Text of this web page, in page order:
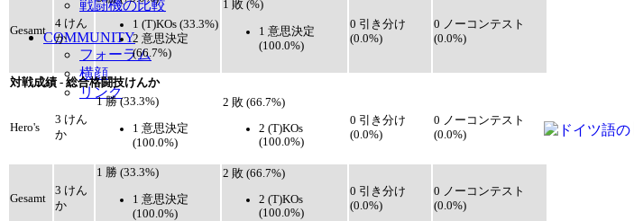
戦闘機の比較
COMMUNITY
フォーラム
横顔
リンク
Gesamt
4 けん
か
1 (T)KOs (33.3%)
2 意思決定
(66.7%)
1 敗 (%)
1 意思決定
(100.0%)
0 引き分け
(0.0%)
0 ノーコンテスト
(0.0%)
対戦成績 - 総合格闘技けんか
Hero's
3 けん
か
1 勝 (33.3%)
1 意思決定
(100.0%)
2 敗 (66.7%)
2 (T)KOs
(100.0%)
0 引き分け
(0.0%)
0 ノーコンテスト
(0.0%)
Gesamt
3 けん
か
1 勝 (33.3%)
1 意思決定
(100.0%)
2 敗 (66.7%)
2 (T)KOs
(100.0%)
0 引き分け
(0.0%)
0 ノーコンテスト
(0.0%)